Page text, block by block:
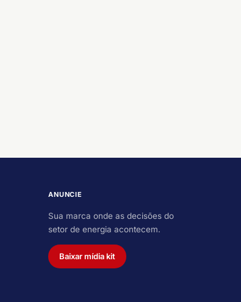
ANUNCIE
Sua marca onde as decisões do
setor de energia acontecem.
Baixar mídia kit